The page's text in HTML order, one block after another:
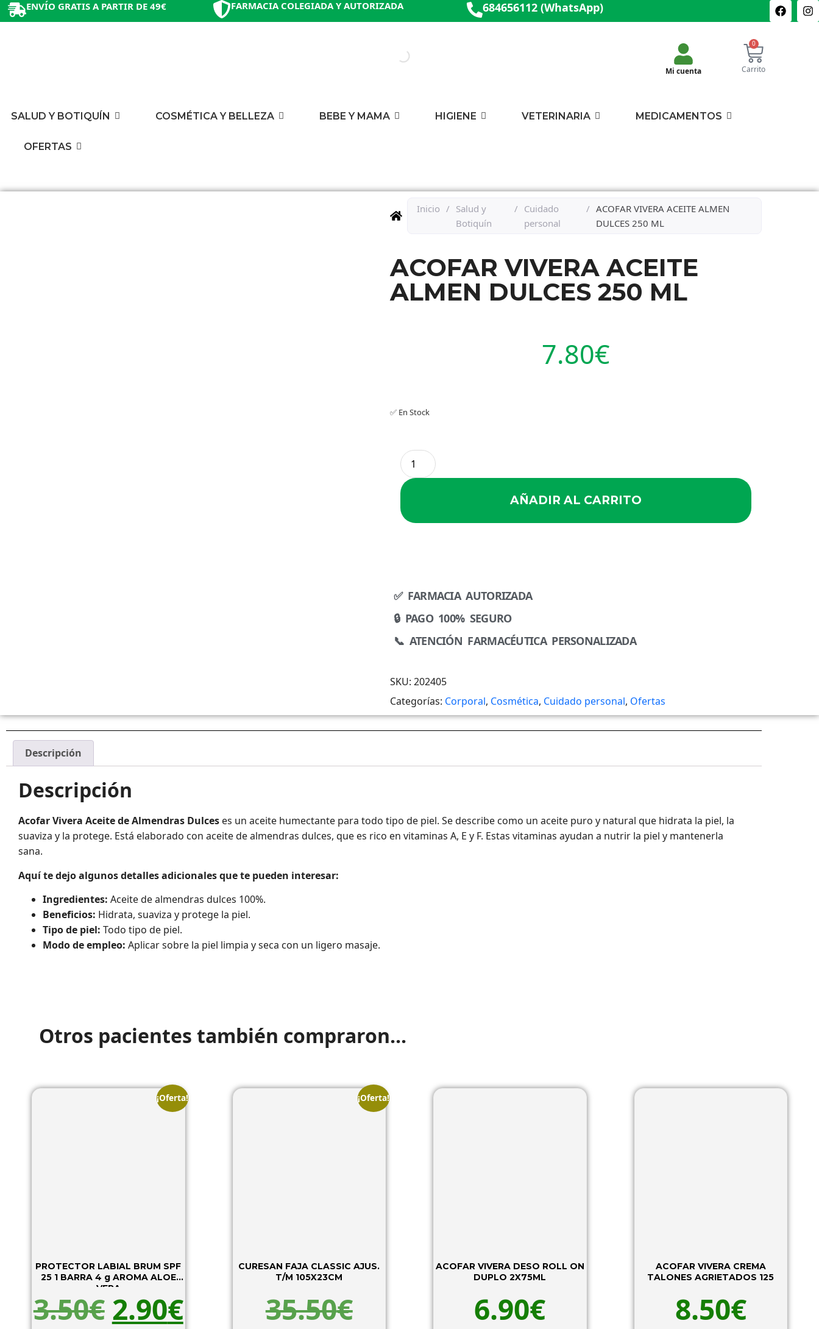
ENVÍO GRATIS A PARTIR DE 49€ FARMACIA COLEGIADA Y AUTORIZADA 684656112 (WhatsApp)
Mi cuenta
0
Carrito
SALUD Y BOTIQUÍN COSMÉTICA Y BELLEZA BEBE Y MAMA HIGIENE VETERINARIA MEDICAMENTOS
OFERTAS
Inicio / Salud y
Botiquín
/ Cuidado
personal
/ ACOFAR VIVERA ACEITE ALMEN
DULCES 250 ML
ACOFAR VIVERA ACEITE
ALMEN DULCES 250 ML
7.80€
✅ En Stock
AÑADIR AL CARRITO
✅ FARMACIA AUTORIZADA
🔒 PAGO 100% SEGURO
📞 ATENCIÓN FARMACÉUTICA PERSONALIZADA
SKU: 202405
Categorías: Corporal, Cosmética, Cuidado personal, Ofertas
Descripción
Descripción
Acofar Vivera Aceite de Almendras Dulces es un aceite humectante para todo tipo de piel. Se describe como un aceite puro y natural que hidrata la piel, la
suaviza y la protege. Está elaborado con aceite de almendras dulces, que es rico en vitaminas A, E y F. Estas vitaminas ayudan a nutrir la piel y mantenerla
sana.
Aquí te dejo algunos detalles adicionales que te pueden interesar:
Ingredientes: Aceite de almendras dulces 100%.
Beneficios: Hidrata, suaviza y protege la piel.
Tipo de piel: Todo tipo de piel.
Modo de empleo: Aplicar sobre la piel limpia y seca con un ligero masaje.
Otros pacientes también compraron...
¡Oferta!
PROTECTOR LABIAL BRUM SPF
25 1 BARRA 4 g AROMA ALOE
VERA
3.50€ 2.90€
¡Oferta!
CURESAN FAJA CLASSIC AJUS.
T/M 105X23CM
35.50€
ACOFAR VIVERA DESO ROLL ON
DUPLO 2X75ML
6.90€
ACOFAR VIVERA CREMA
TALONES AGRIETADOS 125
8.50€